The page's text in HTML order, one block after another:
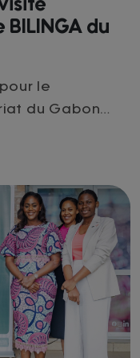
du
le
du Gabon
structurant
Avec une offre
et FAMAD,
Clotaire
les
au